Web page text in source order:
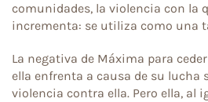
comunidades, la violencia con la
incrementa: se utiliza como una
La negativa de Máxima para
ella enfrenta a causa de su lucha
violencia contra ella. Pero ella, al